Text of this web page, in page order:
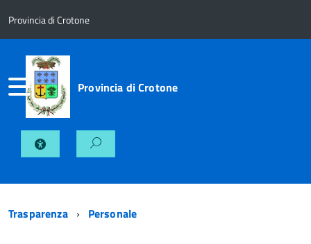
Provincia di Crotone
Provincia di Crotone
Trasparenza Personale